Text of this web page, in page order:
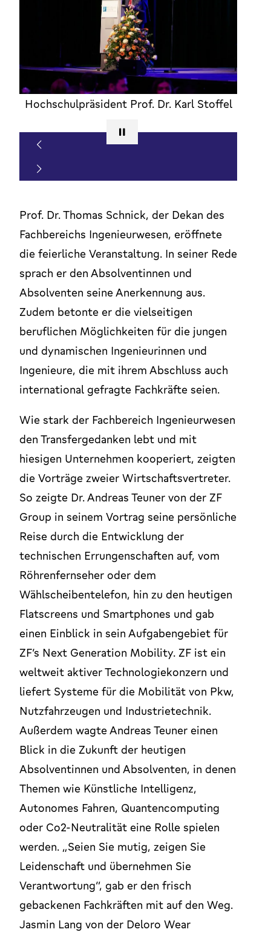
Hochschulpräsident Prof. Dr. Karl Stoffel
Prof. Dr. Thomas Schnick, der Dekan des
Fachbereichs Ingenieurwesen, eröffnete
die feierliche Veranstaltung. In seiner Rede
sprach er den Absolventinnen und
Absolventen seine Anerkennung aus.
Zudem betonte er die vielseitigen
beruflichen Möglichkeiten für die jungen
und dynamischen Ingenieurinnen und
Ingenieure, die mit ihrem Abschluss auch
international gefragte Fachkräfte seien.
Wie stark der Fachbereich Ingenieurwesen
den Transfergedanken lebt und mit
hiesigen Unternehmen kooperiert, zeigten
die Vorträge zweier Wirtschaftsvertreter.
So zeigte Dr. Andreas Teuner von der ZF
Group in seinem Vortrag seine persönliche
Reise durch die Entwicklung der
technischen Errungenschaften auf, vom
Röhrenfernseher oder dem
Wählscheibentelefon, hin zu den heutigen
Flatscreens und Smartphones und gab
einen Einblick in sein Aufgabengebiet für
ZF’s Next Generation Mobility. ZF ist ein
weltweit aktiver Technologiekonzern und
liefert Systeme für die Mobilität von Pkw,
Nutzfahrzeugen und Industrietechnik.
Außerdem wagte Andreas Teuner einen
Blick in die Zukunft der heutigen
Absolventinnen und Absolventen, in denen
Themen wie Künstliche Intelligenz,
Autonomes Fahren, Quantencomputing
oder Co2-Neutralität eine Rolle spielen
werden. „Seien Sie mutig, zeigen Sie
Leidenschaft und übernehmen Sie
Verantwortung“, gab er den frisch
gebackenen Fachkräften mit auf den Weg.
Jasmin Lang von der Deloro Wear